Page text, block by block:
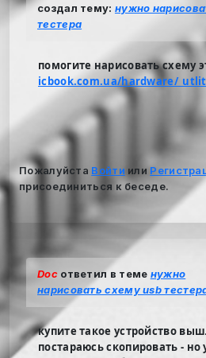
создал тему: нужно
тестера
помогите нарисовать схему
icbook.com.ua/hardware/
Пожалуйста Войти или
присоединиться к беседе.
Docответил в теме нужно
нарисовать схему usb
купите такое устройство
постараюсь скопировать - но